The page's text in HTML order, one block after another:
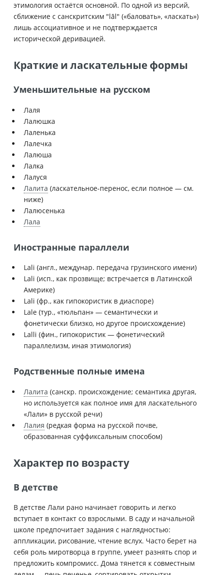
этимология остаётся основной. По одной из версий,
сближение с санскритским "lāl" («баловать», «ласкать»)
лишь ассоциативное и не подтверждается
исторической деривацией.
Краткие и ласкательные формы
Уменьшительные на русском
Лаля
Лалюшка
Лаленька
Лалечка
Лалюша
Лалка
Лалуся
Лалита (ласкательное-перенос, если полное — см.
ниже)
Лалюсенька
Лала
Иностранные параллели
Lali (англ., междунар. передача грузинского имени)
Lali (исп., как прозвище; встречается в Латинской
Америке)
Lali (фр., как гипокористик в диаспоре)
Lale (тур., «тюльпан» — семантически и
фонетически близко, но другое происхождение)
Lalli (фин., гипокористик — фонетический
параллелизм, иная этимология)
Родственные полные имена
Лалита (санскр. происхождение; семантика другая,
но используется как полное имя для ласкательного
«Лали» в русской речи)
Лалия (редкая форма на русской почве,
образованная суффиксальным способом)
Характер по возрасту
В детстве
В детстве Лали рано начинает говорить и легко
вступает в контакт со взрослыми. В саду и начальной
школе предпочитает задания с наглядностью:
аппликации, рисование, чтение вслух. Часто берет на
себя роль миротворца в группе, умеет разнять спор и
предложить компромисс. Дома тянется к совместным